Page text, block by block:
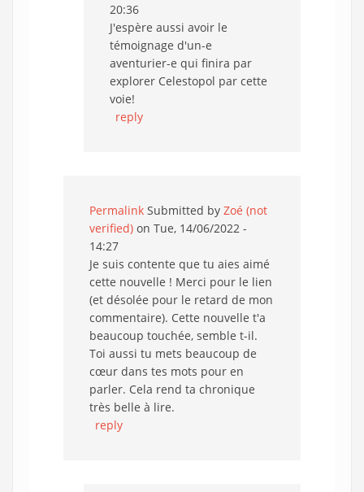
20:36
J'espère aussi avoir le
témoignage d'un-e
aventurier-e qui finira par
explorer Celestopol par cette
voie!
reply
Permalink Submitted by Zoé (not
verified) on Tue, 14/06/2022 -
14:27
Je suis contente que tu aies aimé
cette nouvelle ! Merci pour le lien
(et désolée pour le retard de mon
commentaire). Cette nouvelle t'a
beaucoup touchée, semble t-il.
Toi aussi tu mets beaucoup de
cœur dans tes mots pour en
parler. Cela rend ta chronique
très belle à lire.
reply